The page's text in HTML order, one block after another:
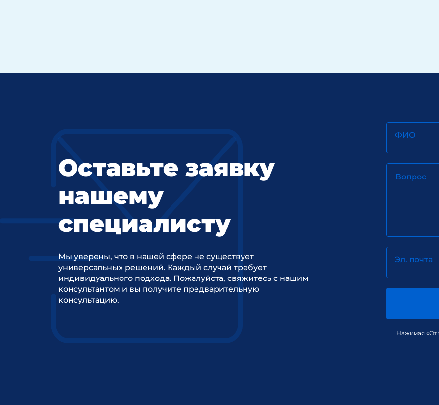
Оставьте заявку
нашему
специалисту
Мы уверены, что в нашей сфере не существует
универсальных решений. Каждый случай требует
индивидуального подхода. Пожалуйста, свяжитесь с нашим
консультантом и вы получите предварительную
консультацию.
ФИО
Вопрос
Эл. почта
Нажимая